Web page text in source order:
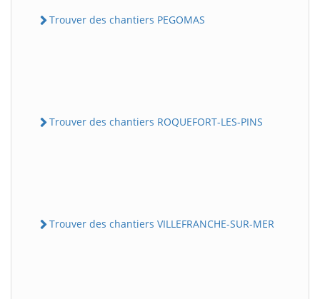
Trouver des chantiers PEGOMAS
Trouver des chantiers ROQUEFORT-LES-PINS
Trouver des chantiers VILLEFRANCHE-SUR-MER